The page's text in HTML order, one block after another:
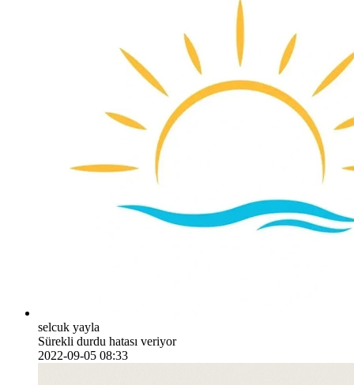
selcuk yayla
Sürekli durdu hatası veriyor
2022-09-05 08:33